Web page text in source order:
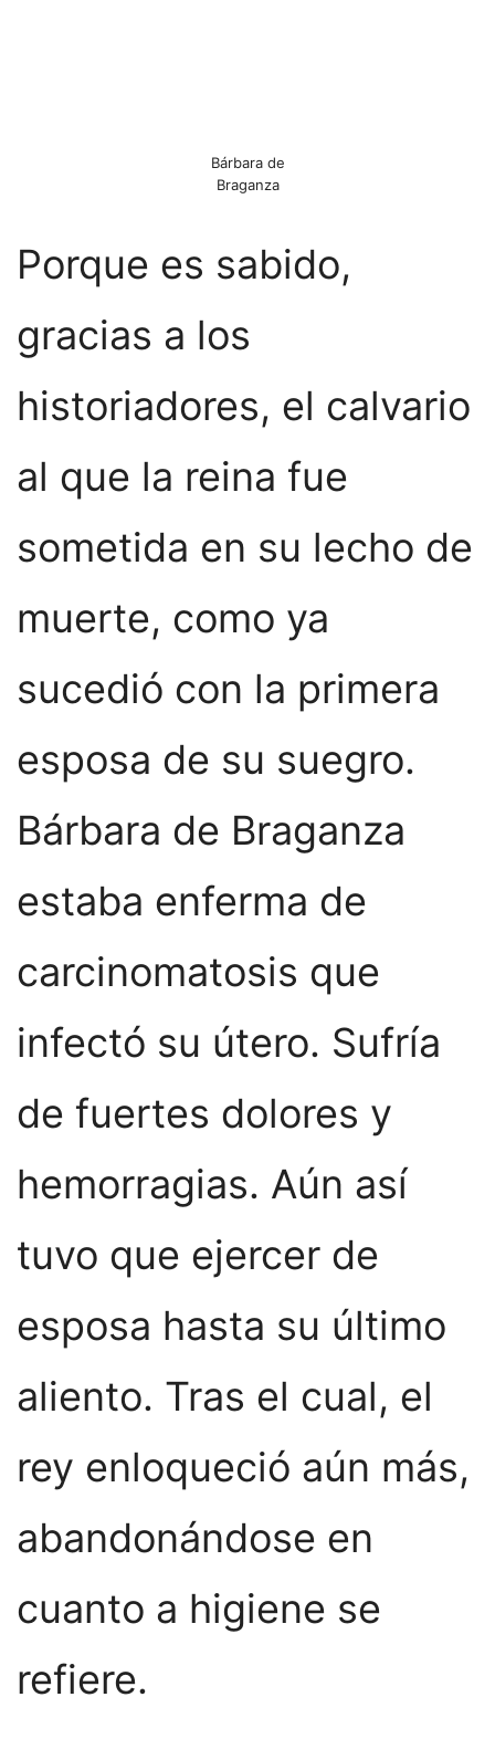
Bárbara de
Braganza
Porque es sabido,
gracias a los
historiadores, el calvario
al que la reina fue
sometida en su lecho de
muerte, como ya
sucedió con la primera
esposa de su suegro.
Bárbara de Braganza
estaba enferma de
carcinomatosis que
infectó su útero. Sufría
de fuertes dolores y
hemorragias. Aún así
tuvo que ejercer de
esposa hasta su último
aliento. Tras el cual, el
rey enloqueció aún más,
abandonándose en
cuanto a higiene se
refiere.